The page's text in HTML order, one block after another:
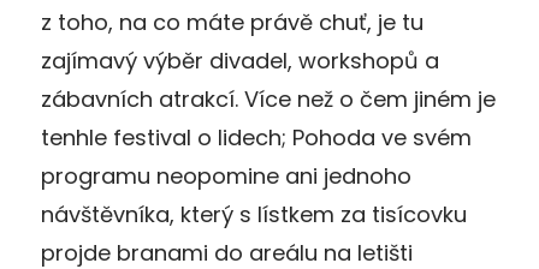
z toho, na co máte právě chuť, je tu
zajímavý výběr divadel, workshopů a
zábavních atrakcí. Více než o čem jiném je
tenhle festival o lidech; Pohoda ve svém
programu neopomine ani jednoho
návštěvníka, který s lístkem za tisícovku
projde branami do areálu na letišti